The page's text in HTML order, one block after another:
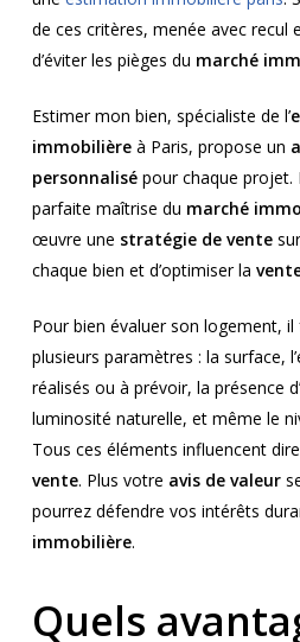
de ces critères, menée avec recul
d’éviter les pièges du marché
Estimer mon bien, spécialiste de l’
immobilièreà Paris, propose un
personnalisépour chaque projet.
parfaite maîtrise du marché
œuvre une stratégie de vente
chaque bien et d’optimiser la
Pour bien évaluer son logement,
plusieurs paramètres : la surface,
réalisés ou à prévoir, la présence
luminosité naturelle, et même le
Tous ces éléments influencent
vente. Plus votre avis de valeur
pourrez défendre vos intérêts
immobilière.
Quels